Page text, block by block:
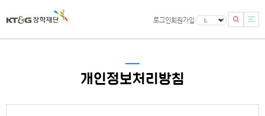
로그인회원가입
개인정보처리방침